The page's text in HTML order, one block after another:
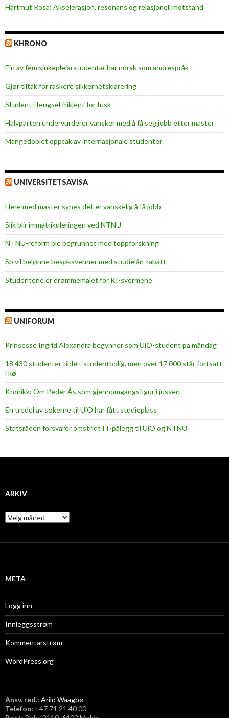
Hartmut Rosa: Akselerasjon, resonans og relasjonell motstand
KHRONO
Ein av fem sjukepleiar­studentar har norsk som andrespråk
Gjør tiltak for raskere sikkerhets­klarering
Student i fengsel frikjent for fusk
Halvparten undervurderer vansker med å få seg jobb etter master
Mangedoblet opptak av internasjonale studenter
UNIVERSITETSAVISA
Flere med master synes det er vanskelig å få jobb
Slik blir immatrikuleringen ved NTNU
NTNU-reform ble begrunnet med toppforskning
Sp vil belønne besøksvenner med studielån-rabatt
Studentene er drømmemålet for KI-svermene
UNIFORUM
Prinsesse Ingrid Alexandra begynner som UiO-student på måndag
18 430 studenter tildelt studentbolig, men over 17 000 står fortsatt
i kø
Kronikk: Om Peder Ås som gjennomgangsfigur i jussen
En tredel av søkerne til UiO har fått studieplass
Statsråden forsvarer omstridt IT-pålegg til UiO og NTNU
ARKIV
A
r
i
META
Logg inn
Innleggsstrøm
Kommentarstrøm
WordPress.org
Ansv. red.: Arild Waagbø
Telefon: ​+47 71 21 40 00